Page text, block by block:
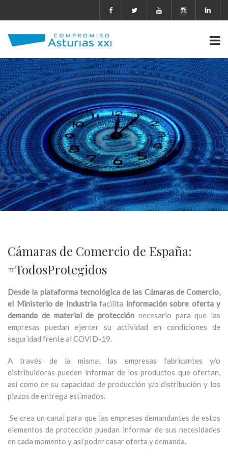
Cámaras de Comercio de España:
#TodosProtegidos
Desde la plataforma tecnológica de las Cámaras de Comercio,
el Ministerio de Industriafacilita información sobre oferta y
demanda de material de protección necesario para que las
empresas puedan ejercer su actividad en condiciones de
seguridad frente al COVID-19.
A través de la misma, las empresas fabricantes y/o
distribuidoras pueden informar de los productos que ofertan,
así como de su capacidad de producción y/o distribución y los
plazos de entrega estimados.
Se crea un canal para que las empresas demandantes de estos
elementos de protección puedan informar de sus necesidades
en cada momento y así poder casar oferta y demanda.